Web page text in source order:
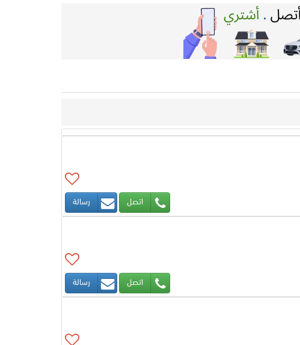
اتصل رسالة
اتصل رسالة